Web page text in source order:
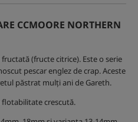
CCMOORE NORTHERN
(fructe citrice). Este o serie
pescar englez de crap. Aceste
păstrat mulți ani de Gareth.
flotabilitate crescută.